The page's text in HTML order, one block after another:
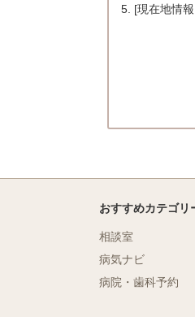
5. [現在地情
おすすめカテゴリ
相談室
病気ナビ
病院・歯科予約